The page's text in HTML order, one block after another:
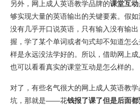
另外，网上成人英语教学品牌的课堂互动
够实现大量的英语输出的关键要素。假
没有几乎开口说英语，只有输入没有输
握，学了某个单词或者句式却不知道怎
样是永远没法学好的。所以，借助网上
也可以看看真实的课堂互动是怎么样的。
对了，有些名气很大的网上成人英语教
坑，那就是——花钱报了课了但是后面都